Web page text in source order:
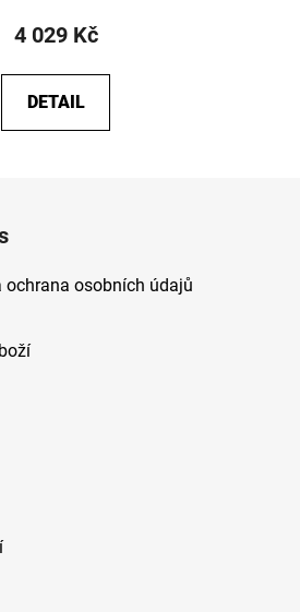
4 029 Kč
DETAIL
osobních údajů